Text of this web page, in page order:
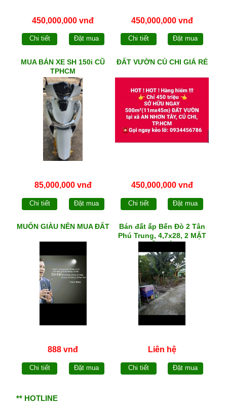
450,000,000 vnđ
Chi tiết Đặt mua
450,000,000 vnđ
Chi tiết Đặt mua
MUA BÁN XE SH 150i CŨ
TPHCM
85,000,000 vnđ
Chi tiết Đặt mua
ĐẤT VƯỜN CỦ CHI GIÁ RẺ
450,000,000 vnđ
Chi tiết Đặt mua
MUỐN GIÀU NÊN MUA ĐẤT
888 vnđ
Chi tiết Đặt mua
Bán đất ấp Bến Đò 2 Tân
Phú Trung, 4,7x28, 2 MẶT
Liên hệ
Chi tiết Đặt mua
** HOTLINE